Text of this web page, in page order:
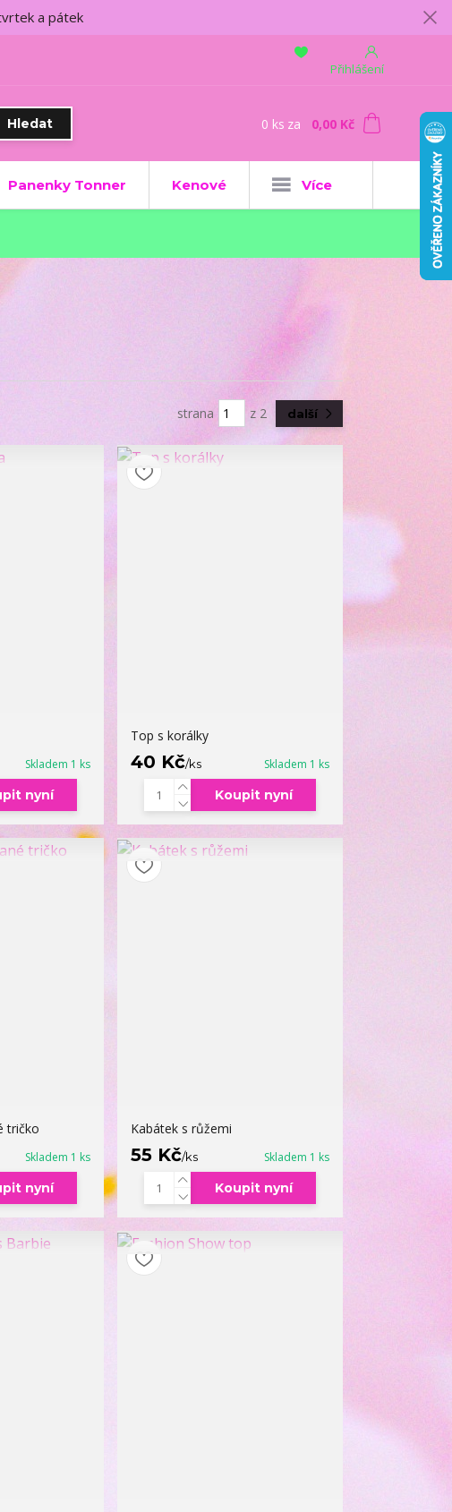
a pátek
Přihlášení
Hledat 0 ks za 0,00 Kč
Panenky Tonner Kenové Více
strana z 2 další
Skladem 1 ks
nyní
Top s korálky
40 Kč/ks Skladem 1 ks
Koupit nyní
tričko
Skladem 1 ks
nyní
Kabátek s růžemi
55 Kč/ks Skladem 1 ks
Koupit nyní